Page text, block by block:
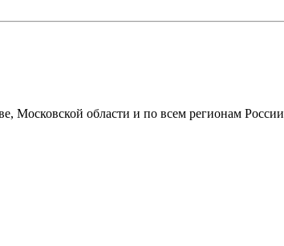
Московской области и по всем регионам России